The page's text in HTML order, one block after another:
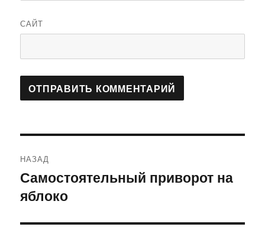
САЙТ
по
записям
НАЗАД
Предыдущая
запись:
Самостоятельный приворот на
яблоко